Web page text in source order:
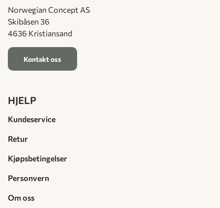
Norwegian Concept AS
Skibåsen 36
4636 Kristiansand
Kontakt oss
HJELP
Kundeservice
Retur
Kjøpsbetingelser
Personvern
Om oss